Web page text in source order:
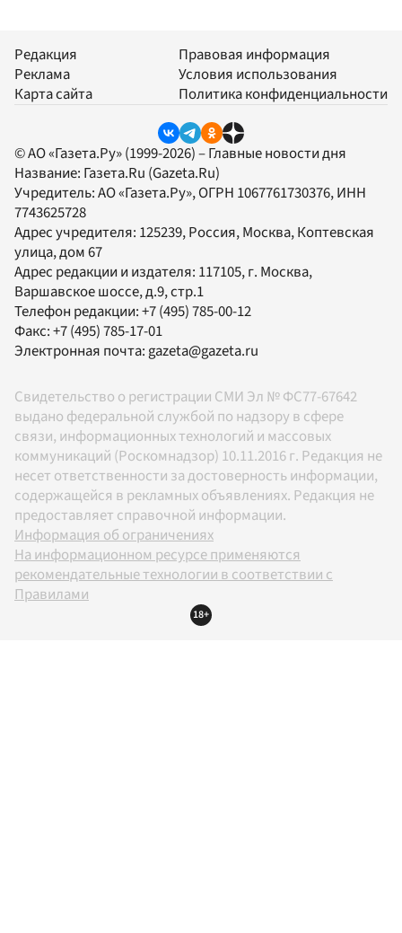
Редакция
Реклама
Карта сайта
Правовая информация
Условия использования
Политика конфиденциальности
© АО «Газета.Ру» (1999-2026) – Главные новости дня
Название: Газета.Ru (Gazeta.Ru)
Учредитель:АО «Газета.Ру», ОГРН 1067761730376, ИНН
7743625728
Адрес учредителя: 125239, Россия, Москва, Коптевская
улица, дом 67
Адрес редакции и издателя: 117105, г. Москва,
Варшавское шоссе, д.9, стр.1
Телефон редакции:+7 (495) 785-00-12
Факс:+7 (495) 785-17-01
Электронная почта:gazeta@gazeta.ru
Свидетельство о регистрации СМИ Эл № ФС77-67642
выдано федеральной службой по надзору в сфере
связи, информационных технологий и массовых
коммуникаций (Роскомнадзор) 10.11.2016 г. Редакция не
несет ответственности за достоверность информации,
содержащейся в рекламных объявлениях. Редакция не
предоставляет справочной информации.
Информация об ограничениях
На информационном ресурсе применяются
рекомендательные технологии в соответствии с
Правилами
18+